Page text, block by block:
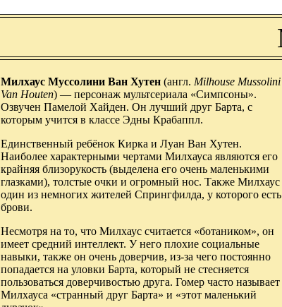
Милхаус Муссолини Ван Хутен (англ. Milhouse Mussolini
Van Houten) — персонаж мультсериала «Симпсоны».
Озвучен Памелой Хайден. Он лучший друг Барта, с
которым учится в классе Эдны Крабаппл.
Единственный ребёнок Кирка и Луан Ван Хутен.
Наиболее характерными чертами Милхауса являются его
крайняя близорукость (выделена его очень маленькими
глазками), толстые очки и огромный нос. Также Милхаус
один из немногих жителей Спрингфилда, у которого есть
брови.
Несмотря на то, что Милхаус считается «ботаником», он
имеет средний интеллект. У него плохие социальные
навыки, также он очень доверчив, из-за чего постоянно
попадается на уловки Барта, который не стесняется
пользоваться доверчивостью друга. Гомер часто называет
Милхауса «странный друг Барта» и «этот маленький